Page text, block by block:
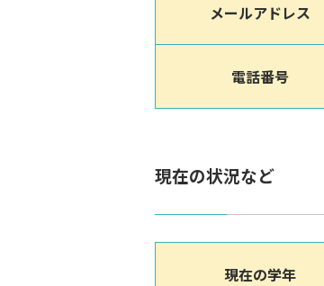
メールアドレス
電話番号
現在の状況など
現在の学年